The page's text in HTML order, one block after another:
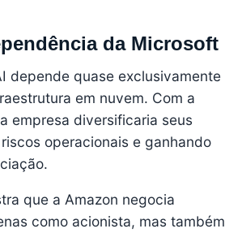
da Microsoft
depende quase exclusivamente
em nuvem. Com a
empresa diversificaria seus
operacionais e ganhando
que a Amazon negocia
como acionista, mas também